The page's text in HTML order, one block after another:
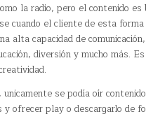
la radio, pero el contenido es
cuando el cliente de esta
alta capacidad de
diversión y mucho más.
se podía oír
y ofrecer play o descargarlo de